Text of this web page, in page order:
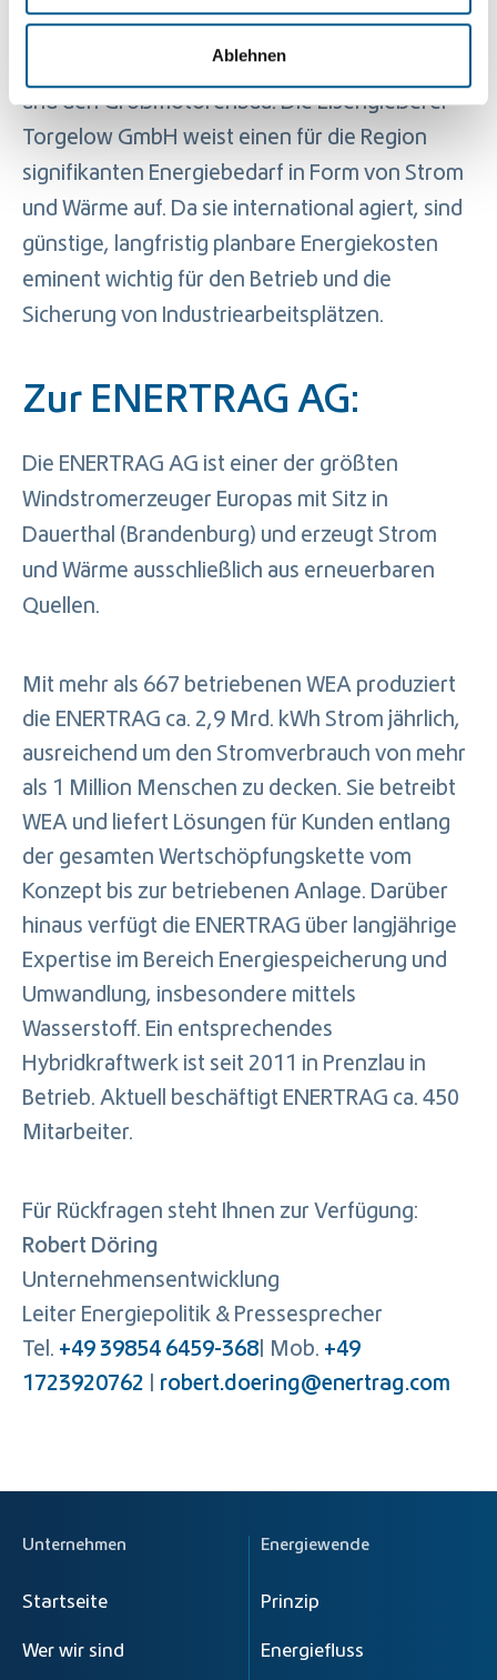
Ablehnen
Lagergehäuse, Getriebeteile etc.) sowie
Bauteile für Gas-, Wasser- und Dampfturbinen
und den Großmotorenbau. Die Eisengießerei
Torgelow GmbH weist einen für die Region
signifikanten Energiebedarf in Form von Strom
und Wärme auf. Da sie international agiert, sind
günstige, langfristig planbare Energiekosten
eminent wichtig für den Betrieb und die
Sicherung von Industriearbeitsplätzen.
Zur ENERTRAG AG:
Die ENERTRAG AG ist einer der größten
Windstromerzeuger Europas mit Sitz in
Dauerthal (Brandenburg) und erzeugt Strom
und Wärme ausschließlich aus erneuerbaren
Quellen.
Mit mehr als 667 betriebenen WEA produziert
die ENERTRAG ca. 2,9 Mrd. kWh Strom jährlich,
ausreichend um den Stromverbrauch von mehr
als 1 Million Menschen zu decken. Sie betreibt
WEA und liefert Lösungen für Kunden entlang
der gesamten Wertschöpfungskette vom
Konzept bis zur betriebenen Anlage. Darüber
hinaus verfügt die ENERTRAG über langjährige
Expertise im Bereich Energiespeicherung und
Umwandlung, insbesondere mittels
Wasserstoff. Ein entsprechendes
Hybridkraftwerk ist seit 2011 in Prenzlau in
Betrieb. Aktuell beschäftigt ENERTRAG ca. 450
Mitarbeiter.
Für Rückfragen steht Ihnen zur Verfügung:
Robert Döring
Unternehmensentwicklung
Leiter Energiepolitik & Pressesprecher
Tel. +49 39854 6459-368 | Mob. +49
1723920762
robert.doering@enertrag.com
Unternehmen
Startseite
Wer wir sind
Energiewende
Prinzip
Energiefluss